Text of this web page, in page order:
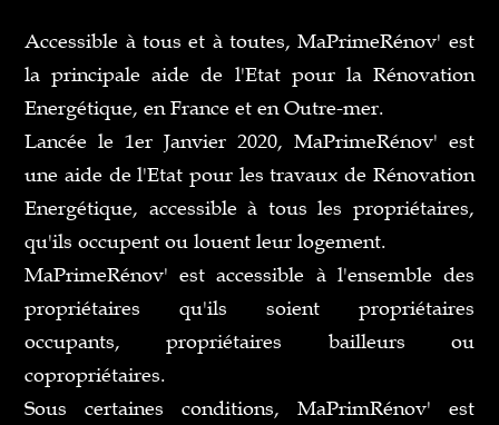
Accessible à tous et à toutes, MaPrimeRénov' est
la principale aide de l'Etat pour la Rénovation
Energétique, en France et en Outre-mer.
Lancée le 1er Janvier 2020, MaPrimeRénov' est
une aide de l'Etat pour les travaux de Rénovation
Energétique, accessible à tous les propriétaires,
qu'ils occupent ou louent leur logement.
MaPrimeRénov' est accessible à l'ensemble des
propriétaires qu'ils soient propriétaires
occupants, propriétaires bailleurs ou
copropriétaires.
Sous certaines conditions, MaPrimRénov' est